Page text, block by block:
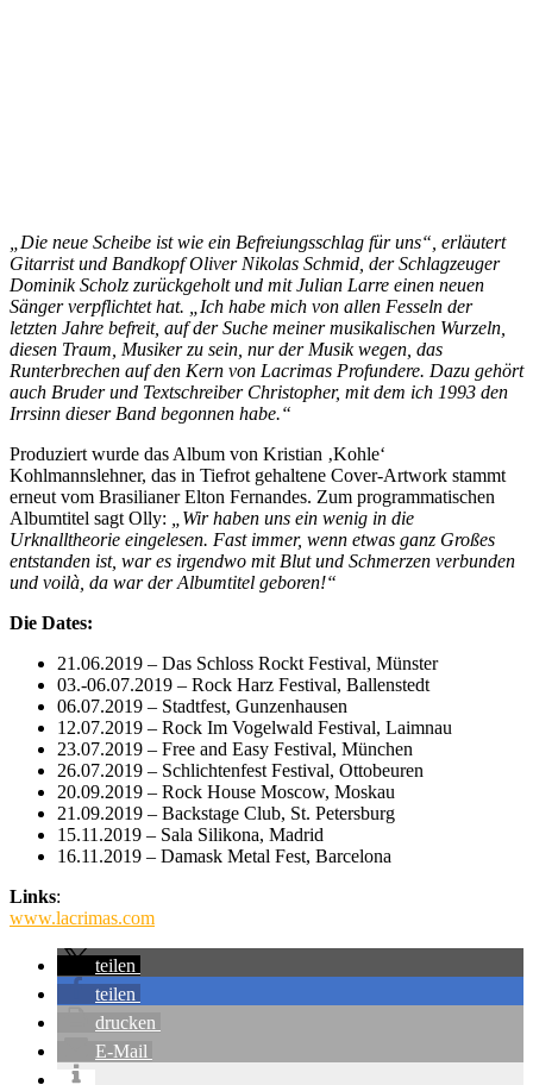
„Die neue Scheibe ist wie ein Befreiungsschlag für uns“, erläutert
Gitarrist und Bandkopf Oliver Nikolas Schmid, der Schlagzeuger
Dominik Scholz zurückgeholt und mit Julian Larre einen neuen
Sänger verpflichtet hat. „Ich habe mich von allen Fesseln der
letzten Jahre befreit, auf der Suche meiner musikalischen Wurzeln,
diesen Traum, Musiker zu sein, nur der Musik wegen, das
Runterbrechen auf den Kern von Lacrimas Profundere. Dazu gehört
auch Bruder und Textschreiber Christopher, mit dem ich 1993 den
Irrsinn dieser Band begonnen habe.“
Produziert wurde das Album von Kristian ‚Kohle‘
Kohlmannslehner, das in Tiefrot gehaltene Cover-Artwork stammt
erneut vom Brasilianer Elton Fernandes. Zum programmatischen
Albumtitel sagt Olly:
„Wir haben uns ein wenig in die
Urknalltheorie eingelesen. Fast immer, wenn etwas ganz Großes
entstanden ist, war es irgendwo mit Blut und Schmerzen verbunden
und voilà, da war der Albumtitel geboren!“
Die Dates:
21.06.2019 – Das Schloss Rockt Festival, Münster
03.-06.07.2019 – Rock Harz Festival, Ballenstedt
06.07.2019 – Stadtfest, Gunzenhausen
12.07.2019 – Rock Im Vogelwald Festival, Laimnau
23.07.2019 – Free and Easy Festival, München
26.07.2019 – Schlichtenfest Festival, Ottobeuren
20.09.2019 – Rock House Moscow, Moskau
21.09.2019 – Backstage Club, St. Petersburg
15.11.2019 – Sala Silikona, Madrid
16.11.2019 – Damask Metal Fest, Barcelona
Links:
www.lacrimas.com
teilen
teilen
drucken
E-Mail